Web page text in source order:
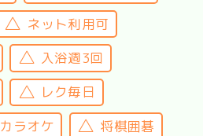
ネット利用可
入浴週3回
レク毎日
カラオケ
将棋囲碁